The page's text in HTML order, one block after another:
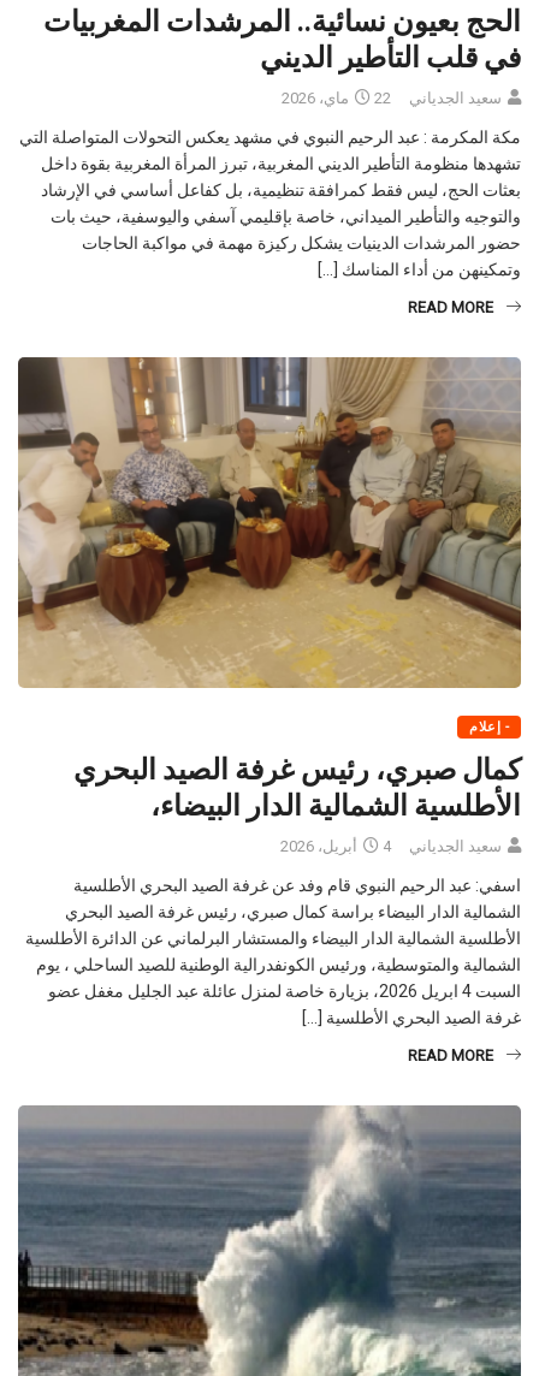
الحج بعيون نسائية.. المرشدات المغربيات
في قلب التأطير الديني
سعيد الجدياني 22 ماي، 2026
مكة المكرمة : عبد الرحيم النبوي في مشهد يعكس التحولات المتواصلة التي
تشهدها منظومة التأطير الديني المغربية، تبرز المرأة المغربية بقوة داخل
بعثات الحج، ليس فقط كمرافقة تنظيمية، بل كفاعل أساسي في الإرشاد
والتوجيه والتأطير الميداني، خاصة بإقليمي آسفي واليوسفية، حيث بات
حضور المرشدات الدينيات يشكل ركيزة مهمة في مواكبة الحاجات
وتمكينهن من أداء المناسك […]
READ MORE
- إعلام
كمال صبري، رئيس غرفة الصيد البحري
الأطلسية الشمالية الدار البيضاء،
سعيد الجدياني 4 أبريل، 2026
اسفي: عبد الرحيم النبوي قام وفد عن غرفة الصيد البحري الأطلسية
الشمالية الدار البيضاء براسة كمال صبري، رئيس غرفة الصيد البحري
الأطلسية الشمالية الدار البيضاء والمستشار البرلماني عن الدائرة الأطلسية
الشمالية والمتوسطية، ورئيس الكونفدرالية الوطنية للصيد الساحلي ، يوم
السبت 4 ابريل 2026، بزيارة خاصة لمنزل عائلة عبد الجليل مغفل عضو
غرفة الصيد البحري الأطلسية […]
READ MORE